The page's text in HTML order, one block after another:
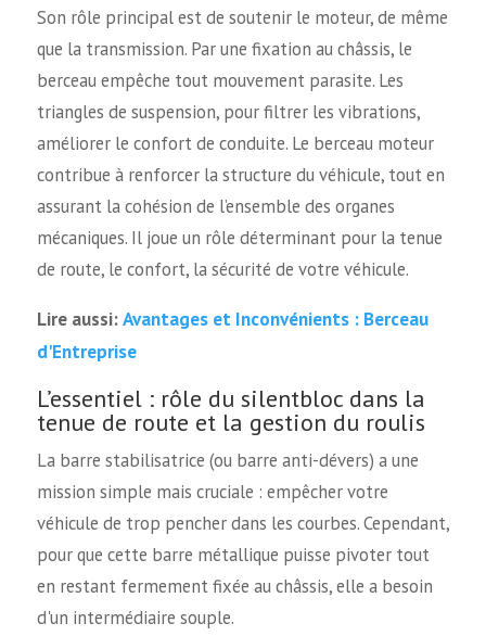
Son rôle principal est de soutenir le moteur, de même
que la transmission. Par une fixation au châssis, le
berceau empêche tout mouvement parasite. Les
triangles de suspension, pour filtrer les vibrations,
améliorer le confort de conduite. Le berceau moteur
contribue à renforcer la structure du véhicule, tout en
assurant la cohésion de l’ensemble des organes
mécaniques. Il joue un rôle déterminant pour la tenue
de route, le confort, la sécurité de votre véhicule.
Lire aussi:Avantages et Inconvénients : Berceau
d'Entreprise
L’essentiel : rôle du silentbloc dans la
tenue de route et la gestion du roulis
La barre stabilisatrice (ou barre anti-dévers) a une
mission simple mais cruciale : empêcher votre
véhicule de trop pencher dans les courbes. Cependant,
pour que cette barre métallique puisse pivoter tout
en restant fermement fixée au châssis, elle a besoin
d'un intermédiaire souple.